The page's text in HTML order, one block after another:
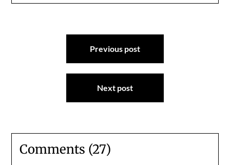
Navigation
Previous post
Next post
Comments (27)